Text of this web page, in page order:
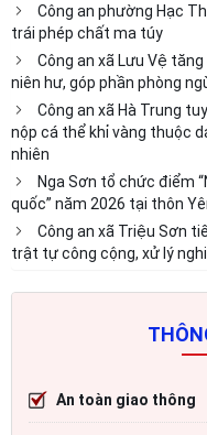
Công an phường Hạc
trái phép chất ma túy
Công an xã Lưu Vệ
niên hư, góp phần phòng
Công an xã Hà Trung
nộp cá thể khỉ vàng thuộc
nhiên
Nga Sơn tổ chức điểm
quốc” năm 2026 tại thôn
Công an xã Triệu Sơn
trật tự công cộng, xử lý
An toàn giao thông